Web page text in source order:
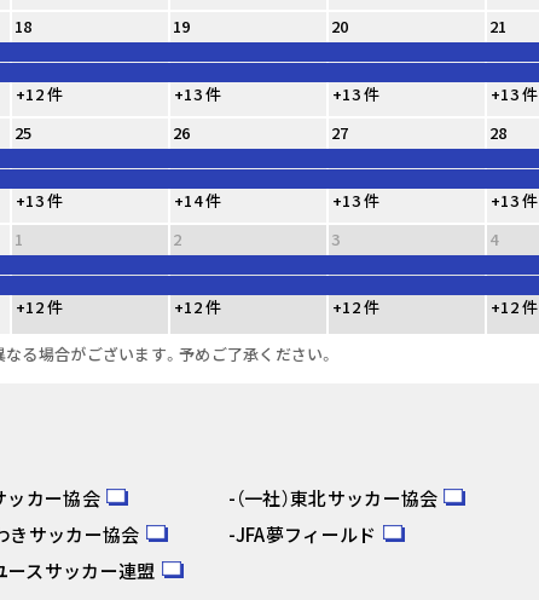
18 19 20 21
+12 件 +13 件 +13 件 +13 件
25 26 27 28
+13 件 +14 件 +13 件 +13 件
1 2 3 4
+12 件 +12 件 +12 件 +12 件
る場合がございます。予めご了承ください。
ッカー協会 （一社）東北サッカー協会
きサッカー協会
JFA夢フィールド
ースサッカー連盟